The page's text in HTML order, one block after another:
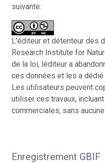
suivante:
L’éditeur et détenteur des
Research Institute for
de la loi, léditeur a
ces données et les a dédié
Les utilisateurs peuvent
utiliser ces travaux,
commerciales, sans
Enregistrement GBIF